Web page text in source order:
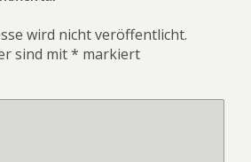
wird nicht veröffentlicht.
sind mit* markiert